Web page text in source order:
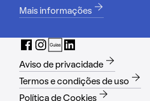
Mais informações
Aviso de privacidade
Termos e condições de uso
Política de Cookies